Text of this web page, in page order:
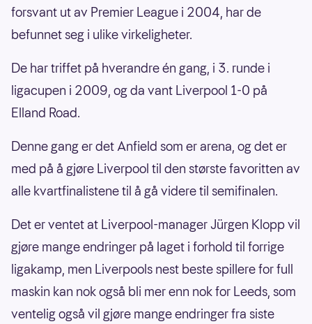
forsvant ut av Premier League i 2004, har de
befunnet seg i ulike virkeligheter.
De har triffet på hverandre én gang, i 3. runde i
ligacupen i 2009, og da vant Liverpool 1-0 på
Elland Road.
Denne gang er det Anfield som er arena, og det er
med på å gjøre Liverpool til den største favoritten av
alle kvartfinalistene til å gå videre til semifinalen.
Det er ventet at Liverpool-manager Jürgen Klopp vil
gjøre mange endringer på laget i forhold til forrige
ligakamp, men Liverpools nest beste spillere for full
maskin kan nok også bli mer enn nok for Leeds, som
ventelig også vil gjøre mange endringer fra siste